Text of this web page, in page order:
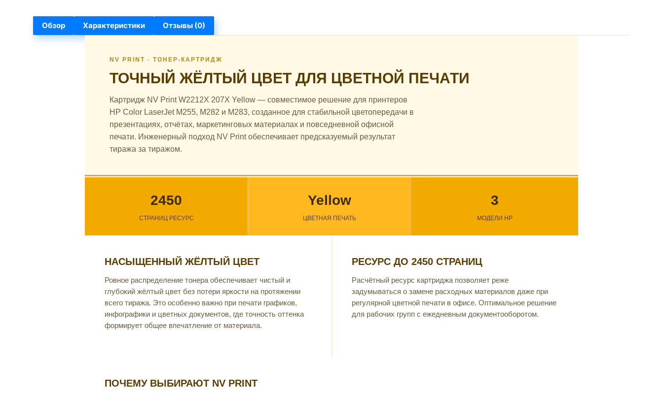
Обзор Характеристики Отзывы (0)
NV PRINT · ТОНЕР-КАРТРИДЖ
ТОЧНЫЙ ЖЁЛТЫЙ ЦВЕТ ДЛЯ ЦВЕТНОЙ ПЕЧАТИ
Картридж NV Print W2212X 207X Yellow — совместимое решение для принтеров
HP Color LaserJet M255, M282 и M283, созданное для стабильной цветопередачи в
презентациях, отчётах, маркетинговых материалах и повседневной офисной
печати. Инженерный подход NV Print обеспечивает предсказуемый результат
тиража за тиражом.
2450
СТРАНИЦ РЕСУРС
Yellow
ЦВЕТНАЯ ПЕЧАТЬ
3
МОДЕЛИ HP
НАСЫЩЕННЫЙ ЖЁЛТЫЙ ЦВЕТ
Ровное распределение тонера обеспечивает чистый и
глубокий жёлтый цвет без потери яркости на протяжении
всего тиража. Это особенно важно при печати графиков,
инфографики и цветных документов, где точность оттенка
формирует общее впечатление от материала.
РЕСУРС ДО 2450 СТРАНИЦ
Расчётный ресурс картриджа позволяет реже
задумываться о замене расходных материалов даже при
регулярной цветной печати в офисе. Оптимальное решение
для рабочих групп с ежедневным документооборотом.
ПОЧЕМУ ВЫБИРАЮТ NV PRINT